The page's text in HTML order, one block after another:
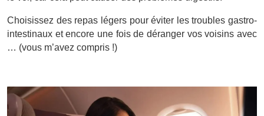
Choisissez des repas légers pour éviter les troubles gastro-
intestinaux et encore une fois de déranger vos voisins avec
… (vous m’avez compris !)